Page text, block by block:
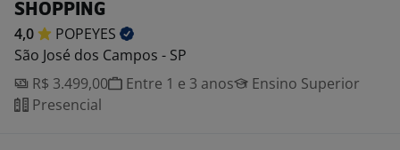
SHOPPING
4,0
POPEYES
São José dos Campos - SP
R$ 3.499,00
Entre 1 e 3 anos
Ensino Superior
Presencial